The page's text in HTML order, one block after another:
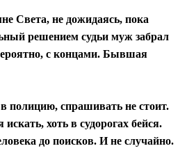
Света, не дожидаясь, пока
решением судьи муж забрал
с концами. Бывшая
полицию, спрашивать не стоит.
хоть в судорогах бейся.
до поисков. И не случайно.